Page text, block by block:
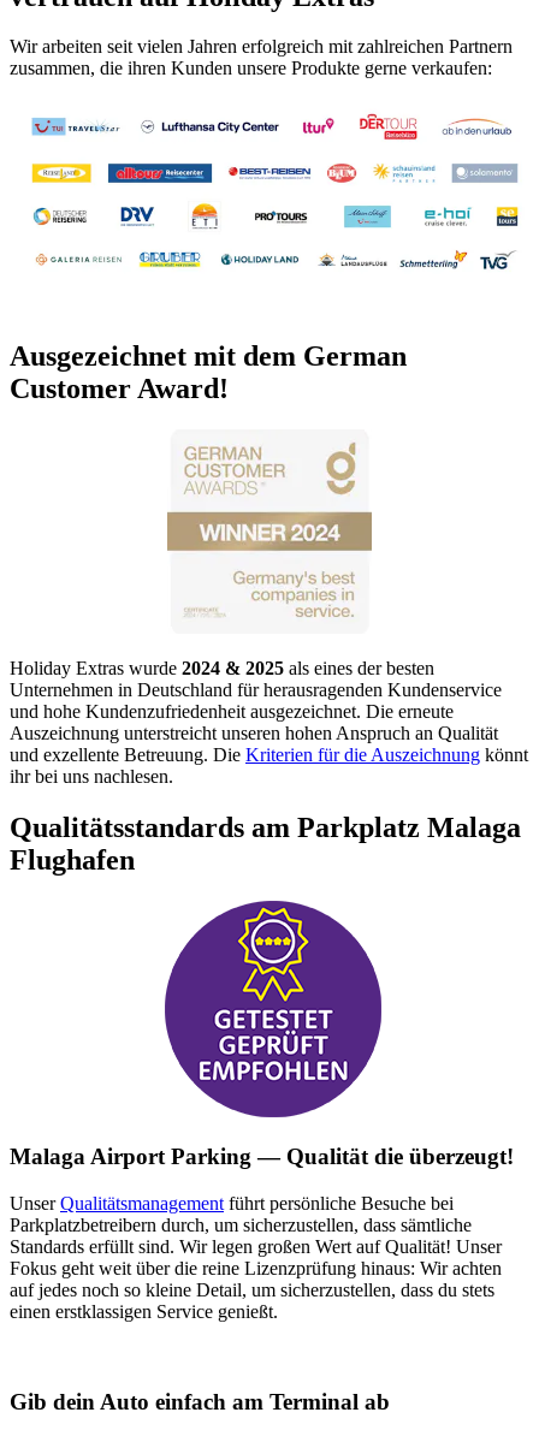
Wir arbeiten seit vielen Jahren erfolgreich mit zahlreichen Partnern
zusammen, die ihren Kunden unsere Produkte gerne verkaufen:
Ausgezeichnet mit dem German
Customer Award!
Holiday Extras wurde 2024 & 2025 als eines der besten
Unternehmen in Deutschland für herausragenden Kundenservice
und hohe Kundenzufriedenheit ausgezeichnet. Die erneute
Auszeichnung unterstreicht unseren hohen Anspruch an Qualität
und exzellente Betreuung. Die Kriterien für die Auszeichnung könnt
ihr bei uns nachlesen.
Qualitätsstandards am Parkplatz Malaga
Flughafen
Malaga Airport Parking — Qualität die überzeugt!
UnserQualitätsmanagement führt persönliche Besuche bei
Parkplatzbetreibern durch, um sicherzustellen, dass sämtliche
Standards erfüllt sind. Wir legen großen Wert auf Qualität! Unser
Fokus geht weit über die reine Lizenzprüfung hinaus: Wir achten
auf jedes noch so kleine Detail, um sicherzustellen, dass du stets
einen erstklassigen Service genießt.
Gib dein Auto einfach am Terminal ab